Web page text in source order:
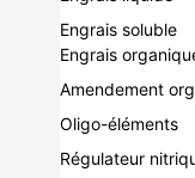
Engrais soluble
Engrais
Amendement
Oligo-éléments
Régulateur